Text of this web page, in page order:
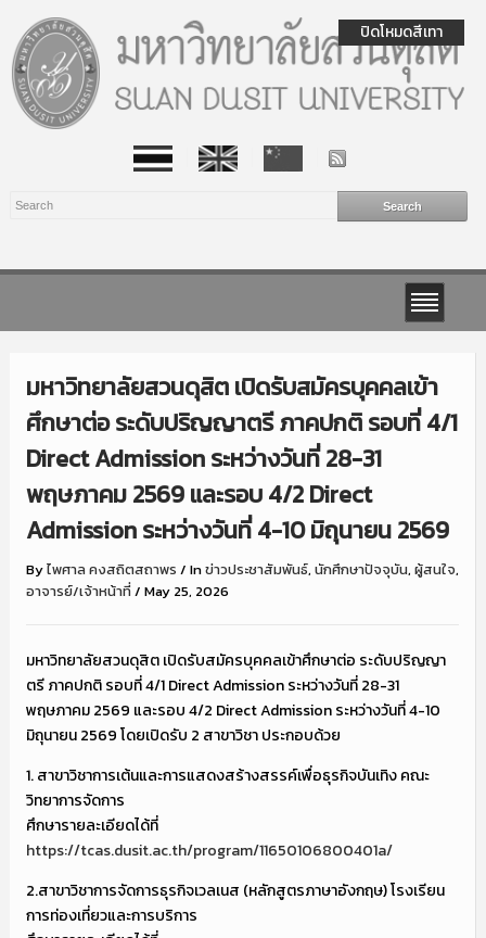
มหาวิทยาลัยสวนดุสิต เปิดรับสมัครบุคคลเข้า
ศึกษาต่อ ระดับปริญญาตรี ภาคปกติ รอบที่ 4/1
Direct Admission ระหว่างวันที่ 28-31
พฤษภาคม 2569 และรอบ 4/2 Direct
Admission ระหว่างวันที่ 4-10 มิถุนายน 2569
Byไพศาล คงสถิตสถาพร / Inข่าวประชาสัมพันธ์, นักศึกษาปัจจุบัน, ผู้สนใจ,
อาจารย์/เจ้าหน้าที่/ May 25, 2026
มหาวิทยาลัยสวนดุสิต เปิดรับสมัครบุคคลเข้าศึกษาต่อ ระดับปริญญา
ตรี ภาคปกติ รอบที่ 4/1 Direct Admission ระหว่างวันที่ 28-31
พฤษภาคม 2569 และรอบ 4/2 Direct Admission ระหว่างวันที่ 4-10
มิถุนายน 2569 โดยเปิดรับ 2 สาขาวิชา ประกอบด้วย
1. สาขาวิชาการเต้นและการแสดงสร้างสรรค์เพื่อธุรกิจบันเทิง คณะ
วิทยาการจัดการ
ศึกษารายละเอียดได้ที่
https://tcas.dusit.ac.th/program/11650106800401a/
2.สาขาวิชาการจัดการธุรกิจเวลเนส (หลักสูตรภาษาอังกฤษ) โรงเรียน
การท่องเที่ยวและการบริการ
ปิดโหมดสีเทา